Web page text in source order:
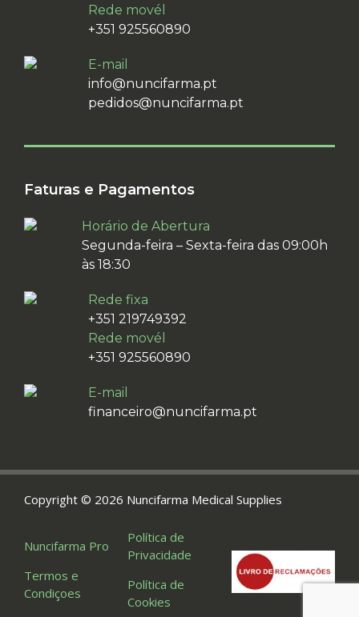
Rede movél
+351 925560890
E-mail
info@nuncifarma.pt
pedidos@nuncifarma.pt
Faturas e Pagamentos
Horário de Abertura
Segunda-feira – Sexta-feira das 09:00h
às 18:30
Rede fixa
+351 219749392
Rede movél
+351 925560890
E-mail
financeiro@nuncifarma.pt
Nuncifarma Pro
Termos e
Condiçoes
Política de
Privacidade
Política de
Cookies
Copyright © 2026 Nuncifarma Medical Supplies